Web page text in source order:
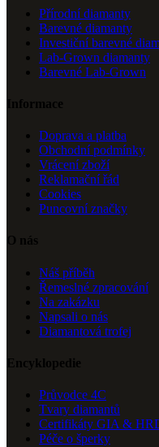
Přírodní diamanty
Barevné diamanty
Investiční barevné
Lab-Grown diamanty
Barevné Lab-Grown
Informace
Doprava a platba
Obchodní podmínky
Vrácení zboží
Reklamační řád
Cookies
Puncovní značky
O nás
Náš příběh
Řemeslné zpracování
Na zakázku
Napsali o nás
Diamantová trofej
Encyklopedie
Průvodce 4C
Tvary diamantů
Certifikáty GIA &
Péče o šperky